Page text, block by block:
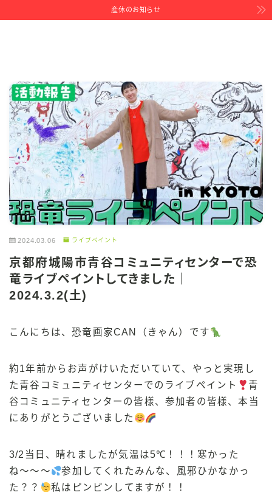
産休のお知らせ
2024.03.06 ライブペイント
京都府城陽市青谷コミュニティセンターで恐
竜ライブペイントしてきました｜
2024.3.2(土)
こんにちは、恐竜画家CAN（きゃん）です
約1年前からお声がけいただいていて、やっと実現し
た青谷コミュニティセンターでのライブペイント
青
谷コミュニティセンターの皆様、参加者の皆様、本当
にありがとうございました
3/2当日、晴れましたが気温は5℃！！！寒かった
ね〜〜〜
参加してくれたみんな、風邪ひかなかっ
た？？
私はピンピンしてますが！！